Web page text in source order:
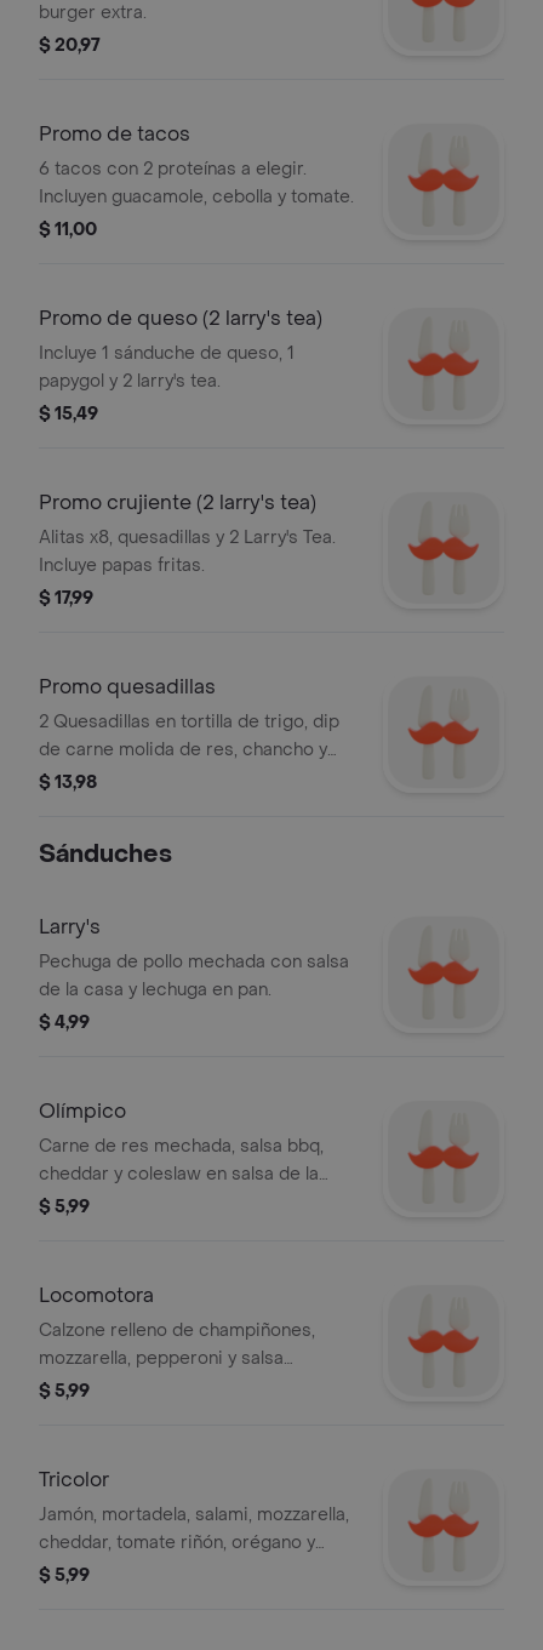
burger extra.
$ 20,97
Promo de tacos
6 tacos con 2 proteínas a elegir.
Incluyen guacamole, cebolla y tomate.
$ 11,00
Promo de queso (2 larry's tea)
Incluye 1 sánduche de queso, 1
papygol y 2 larry's tea.
$ 15,49
Promo crujiente (2 larry's tea)
Alitas x8, quesadillas y 2 Larry's Tea.
Incluye papas fritas.
$ 17,99
Promo quesadillas
2 Quesadillas en tortilla de trigo, dip
de carne molida de res, chancho y
frijoles, quesos mozzarella, cheddar,
$ 13,98
Sánduches
Larry's
Pechuga de pollo mechada con salsa
de la casa y lechuga en pan.
$ 4,99
Olímpico
Carne de res mechada, salsa bbq,
cheddar y coleslaw en salsa de la
casa.
$ 5,99
Locomotora
Calzone relleno de champiñones,
mozzarella, pepperoni y salsa
napolitana.
$ 5,99
Tricolor
Jamón, mortadela, salami, mozzarella,
cheddar, tomate riñón, orégano y
salsa de la casa en pan baguette.
$ 5,99